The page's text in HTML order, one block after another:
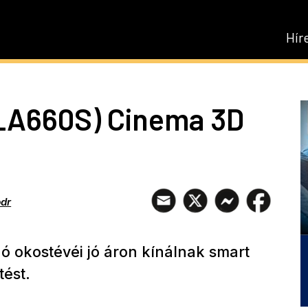
Cinema 3D
okostévéi jó áron kínálnak smart